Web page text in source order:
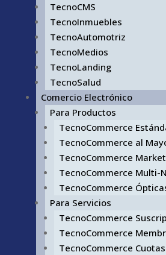
TecnoCMS
TecnoInmuebles
TecnoAutomotriz
TecnoMedios
TecnoLanding
TecnoSalud
Comercio Electrónico
Para Productos
TecnoCommerce
TecnoCommerce al
TecnoCommerce
TecnoCommerce Multi-
TecnoCommerce
Para Servicios
TecnoCommerce
TecnoCommerce
TecnoCommerce Cuotas